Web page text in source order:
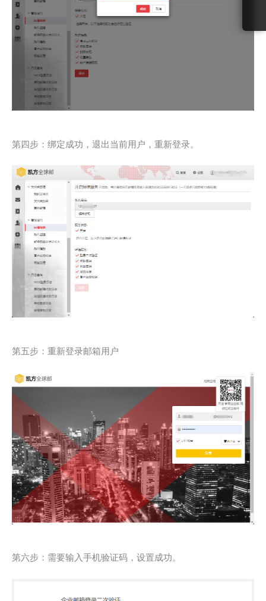
第四步：绑定成功，退出当前用户，重新登录。
第五步：重新登录邮箱用户
第六步：需要输入手机验证码，设置成功。